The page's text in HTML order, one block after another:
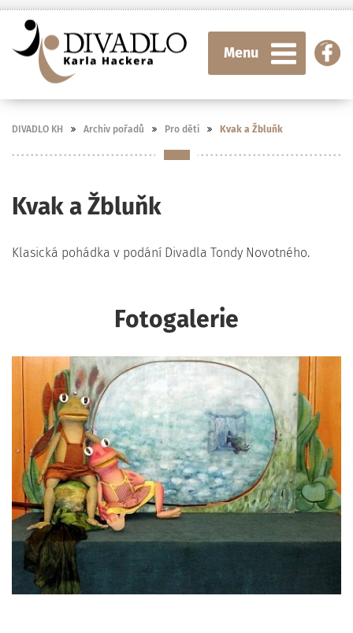
Menu
DIVADLO KH Archiv pořadů Pro děti Kvak a Žbluňk
Kvak a Žbluňk
Klasická pohádka v podání Divadla Tondy Novotného.
Fotogalerie